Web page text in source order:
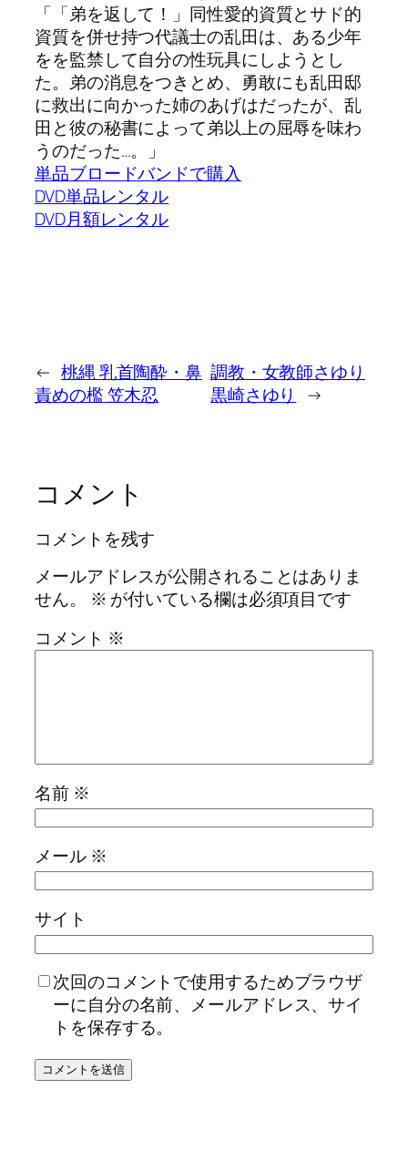
「「弟を返して！」同性愛的資質とサド的
資質を併せ持つ代議士の乱田は、ある少年
をを監禁して自分の性玩具にしようとし
た。弟の消息をつきとめ、勇敢にも乱田邸
に救出に向かった姉のあげはだったが、乱
田と彼の秘書によって弟以上の屈辱を味わ
うのだった…。」
単品ブロードバンドで購入
DVD単品レンタル
DVD月額レンタル
← 桃縄 乳首陶酔・鼻
責めの檻 笠木忍
調教・女教師さゆり
黒崎さゆり
→
コメント
コメントを残す
メールアドレスが公開されることはありま
せん。
※ が付いている欄は必須項目です
コメント ※
名前 ※
メール ※
サイト
次回のコメントで使用するためブラウザ
ーに自分の名前、メールアドレス、サイ
トを保存する。